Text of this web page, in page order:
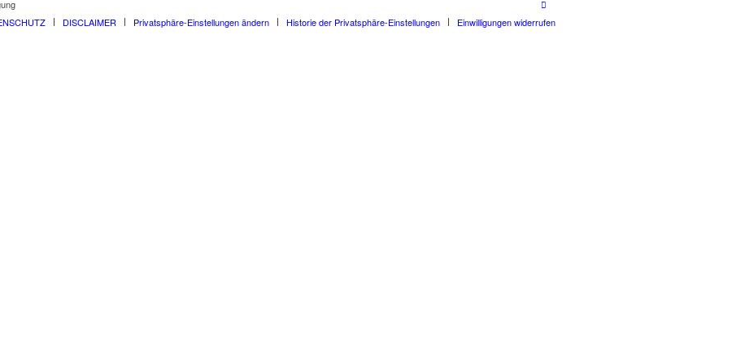
DISCLAIMER Privatsphäre-Einstellungen ändern Historie der Privatsphäre-Einstellungen Einwilligungen widerrufen